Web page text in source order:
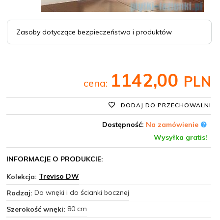
Zasoby dotyczące bezpieczeństwa i produktów
cena: 1142,00 PLN
DODAJ DO PRZECHOWALNI
Dostępność: Na zamówienie
Wysyłka gratis!
INFORMACJE O PRODUKCIE:
Kolekcja: Treviso DW
Rodzaj: Do wnęki i do ścianki bocznej
Szerokość wnęki: 80 cm